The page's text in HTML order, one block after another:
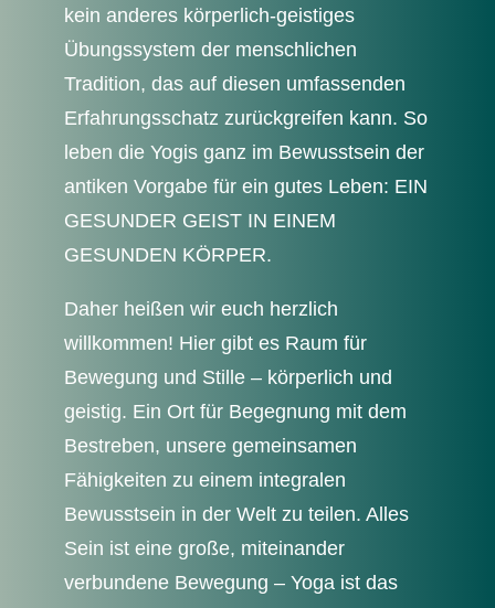
kein anderes körperlich-geistiges
Übungssystem der menschlichen
Tradition, das auf diesen umfassenden
Erfahrungsschatz zurückgreifen kann. So
leben die Yogis ganz im Bewusstsein der
antiken Vorgabe für ein gutes Leben: EIN
GESUNDER GEIST IN EINEM
GESUNDEN KÖRPER.
Daher heißen wir euch herzlich
willkommen! Hier gibt es Raum für
Bewegung und Stille – körperlich und
geistig. Ein Ort für Begegnung mit dem
Bestreben, unsere gemeinsamen
Fähigkeiten zu einem integralen
Bewusstsein in der Welt zu teilen. Alles
Sein ist eine große, miteinander
verbundene Bewegung – Yoga ist das